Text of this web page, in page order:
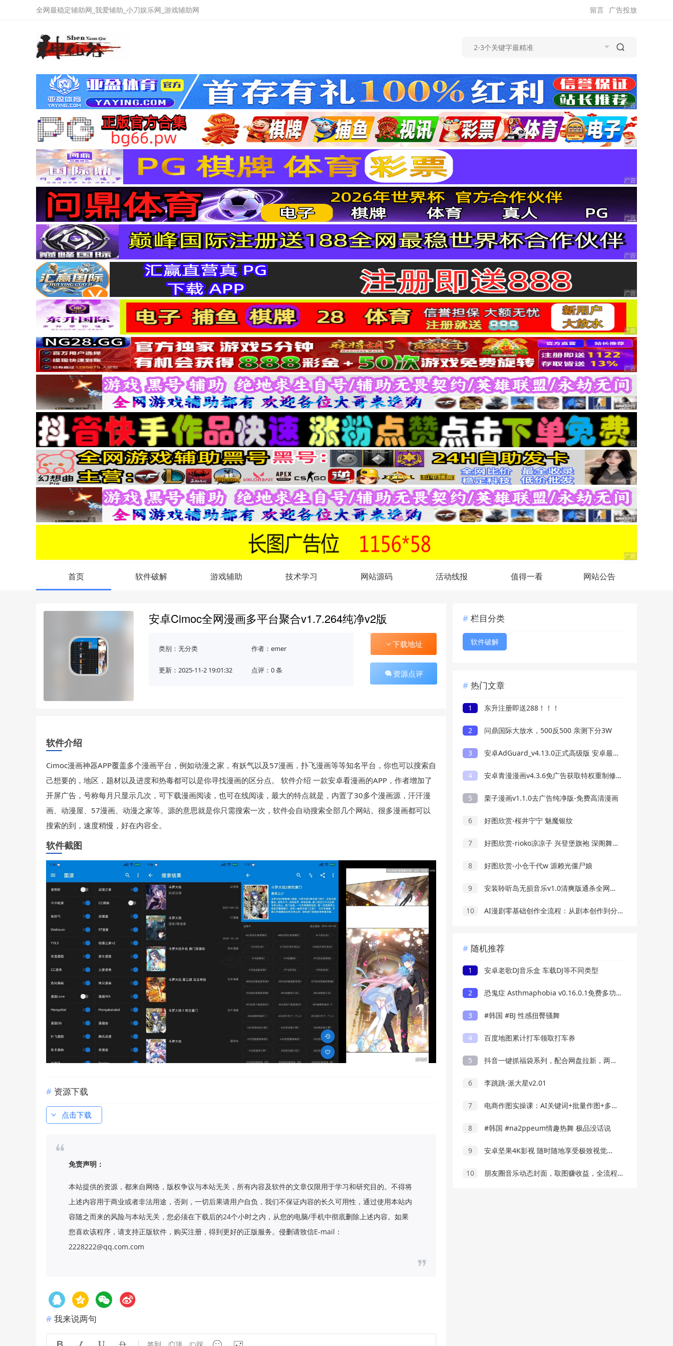
全网最稳定辅助网_我爱辅助_小刀娱乐网_游戏辅助网 广告投放
留言
首页 软件破解 游戏辅助 技术学习 网站源码 活动线报 值得一看 网站公告
安卓Cimoc全网漫画多平台聚合v1.7.264纯净v2版
类别： 无分类 作者：emer
更新：2025-11-2 19:01:32 点评：0 条
下载地址
资源点评
软件介绍
Cimoc漫画神器APP覆盖多个漫画平台，例如动漫之家，有妖气以及57漫画，扑飞漫画等等知名平台，你也可以搜索自
己想要的，地区，题材以及进度和热毒都可以是你寻找漫画的区分点。 软件介绍 一款安卓看漫画的APP，作者增加了
开屏广告，号称每月只显示几次，可下载漫画阅读，也可在线阅读，最大的特点就是，内置了30多个漫画源，汗汗漫
画、动漫屋、57漫画、动漫之家等。源的意思就是你只需搜索一次，软件会自动搜索全部几个网站。很多漫画都可以
搜索的到，速度稍慢，好在内容全。
软件截图
资源下载
点击下载
免责声明：
本站提供的资源，都来自网络，版权争议与本站无关，所有内容及软件的文章仅限用于学习和研究目的。不得将
上述内容用于商业或者非法用途，否则，一切后果请用户自负，我们不保证内容的长久可用性，通过使用本站内
容随之而来的风险与本站无关，您必须在下载后的24个小时之内，从您的电脑/手机中彻底删除上述内容。如果
您喜欢该程序，请支持正版软件，购买注册，得到更好的正版服务。侵删请致信E-mail：
2228222@qq.com.com
我来说两句
   签到 顶 踩
栏目分类
软件破解
热门文章
1 东升注册即送288！！！
2 问鼎国际大放水，500反500 亲测下分3W
3 安卓AdGuard_v4.13.0正式高级版 安卓最好用的广告过滤器
4 安卓青漫漫画v4.3.6免广告获取特权重制修复版
5 栗子漫画v1.1.0去广告纯净版-免费高清漫画
6 好图欣赏-桜井宁宁 魅魔银纹
7 好图欣赏-rioko凉凉子 兴登堡旗袍 深阁舞戏
8 好图欣赏-小仓千代w 源赖光僵尸娘
9 安装聆听岛无损音乐v1.0清爽版通杀全网音乐
10 AI漫剧零基础创作全流程：从剧本创作到分镜剪辑，全套提示词模板直接落地出片
随机推荐
1 安卓老歌DJ音乐盒 车载DJ等不同类型
2 恐鬼症 Asthmaphobia v0.16.0.1免费多功能辅助
3 #韩国 #BJ 性感扭臀骚舞
4 百度地图累计打车领取打车券
5 抖音一键抓福袋系列，配合网盘拉新，两份收益不能停
6 李跳跳-派大星v2.01
7 电商作图实操课：AI关键词+批量作图+多品类剪辑+挂车技巧，新手快速变现
8 #韩国 #na2ppeum情趣热舞 极品没话说
9 安卓坚果4K影视 随时随地享受极致视觉体验
10 朋友圈音乐动态封面，取图赚收益，全流程制作每单9.9